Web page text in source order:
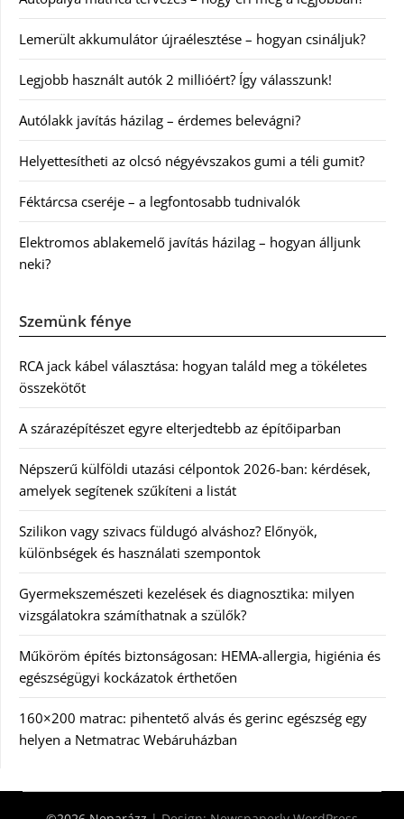
Lemerült akkumulátor újraélesztése – hogyan csináljuk?
Legjobb használt autók 2 millióért? Így válasszunk!
Autólakk javítás házilag – érdemes belevágni?
Helyettesítheti az olcsó négyévszakos gumi a téli gumit?
Féktárcsa cseréje – a legfontosabb tudnivalók
Elektromos ablakemelő javítás házilag – hogyan álljunk
neki?
Szemünk fénye
RCA jack kábel választása: hogyan találd meg a tökéletes
összekötőt
A szárazépítészet egyre elterjedtebb az építőiparban
Népszerű külföldi utazási célpontok 2026-ban: kérdések,
amelyek segítenek szűkíteni a listát
Szilikon vagy szivacs füldugó alváshoz? Előnyök,
különbségek és használati szempontok
Gyermekszemészeti kezelések és diagnosztika: milyen
vizsgálatokra számíthatnak a szülők?
Műköröm építés biztonságosan: HEMA-allergia, higiénia és
egészségügyi kockázatok érthetően
160×200 matrac: pihentető alvás és gerinc egészség egy
helyen a Netmatrac Webáruházban